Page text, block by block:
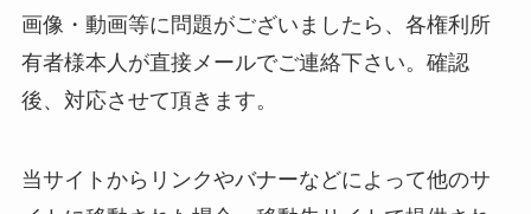
画像・動画等に問題がございましたら、各権利所
有者様本人が直接メールでご連絡下さい。確認
後、対応させて頂きます。
当サイトからリンクやバナーなどによって他のサ